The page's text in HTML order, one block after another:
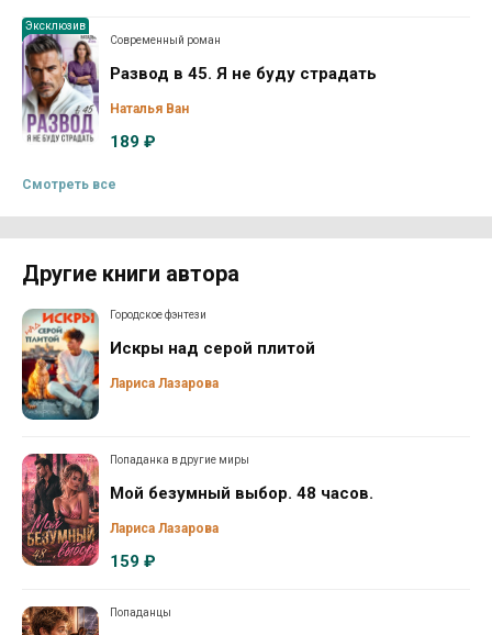
Эксклюзив
Современный роман
Развод в 45. Я не буду страдать
Наталья Ван
189 ₽
Смотреть все
Другие книги автора
Городское фэнтези
Искры над серой плитой
Лариса Лазарова
Попаданка в другие миры
Мой безумный выбор. 48 часов.
Лариса Лазарова
159 ₽
Попаданцы